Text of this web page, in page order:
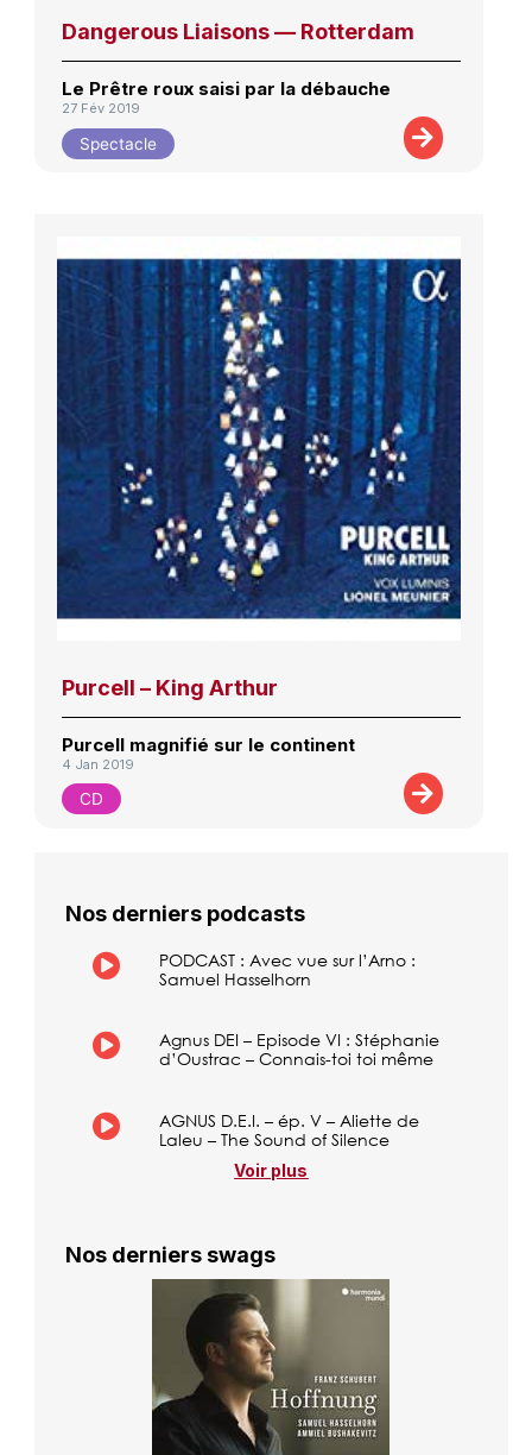
Dangerous Liaisons — Rotterdam
Le Prêtre roux saisi par la débauche
27 Fév 2019
Spectacle
Purcell – King Arthur
Purcell magnifié sur le continent
4 Jan 2019
CD
Nos derniers podcasts
PODCAST : Avec vue sur l’Arno :
Samuel Hasselhorn
Agnus DEI – Episode VI : Stéphanie
d’Oustrac – Connais-toi toi même
AGNUS D.E.I. – ép. V – Aliette de
Laleu – The Sound of Silence
Voir plus
Nos derniers swags